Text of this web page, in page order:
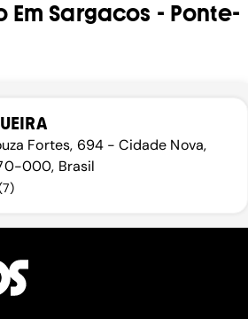
Em Sargacos - Ponte-
Fortes, 694 - Cidade Nova,
000, Brasil
7)